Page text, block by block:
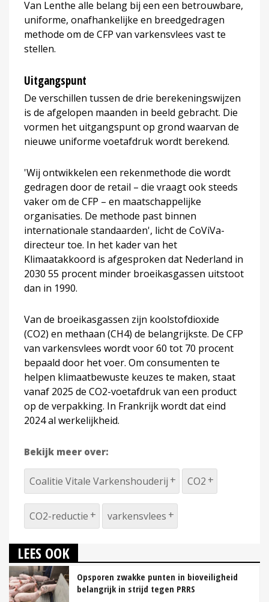
Van Lenthe alle belang bij een een betrouwbare,
uniforme, onafhankelijke en breedgedragen
methode om de CFP van varkensvlees vast te
stellen.
Uitgangspunt
De verschillen tussen de drie berekeningswijzen
is de afgelopen maanden in beeld gebracht. Die
vormen het uitgangspunt op grond waarvan de
nieuwe uniforme voetafdruk wordt berekend.
'Wij ontwikkelen een rekenmethode die wordt
gedragen door de retail – die vraagt ook steeds
vaker om de CFP – en maatschappelijke
organisaties. De methode past binnen
internationale standaarden', licht de CoViVa-
directeur toe. In het kader van het
Klimaatakkoord is afgesproken dat Nederland in
2030 55 procent minder broeikasgassen uitstoot
dan in 1990.
Van de broeikasgassen zijn koolstofdioxide
(CO2) en methaan (CH4) de belangrijkste. De CFP
van varkensvlees wordt voor 60 tot 70 procent
bepaald door het voer. Om consumenten te
helpen klimaatbewuste keuzes te maken, staat
vanaf 2025 de CO2-voetafdruk van een product
op de verpakking. In Frankrijk wordt dat eind
2024 al werkelijkheid.
Bekijk meer over:
Coalitie Vitale Varkenshouderij CO2
CO2-reductie varkensvlees
LEES OOK
Opsporen zwakke punten in bioveiligheid
belangrijk in strijd tegen PRRS